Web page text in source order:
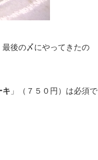
最後の〆にやってきたの
キ 」（７５０円）は必須で